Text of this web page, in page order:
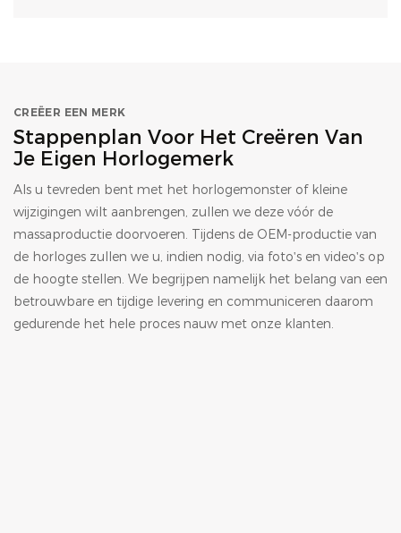
CREËER EEN MERK
Stappenplan Voor Het Creëren Van
Je Eigen Horlogemerk
Als u tevreden bent met het horlogemonster of kleine
wijzigingen wilt aanbrengen, zullen we deze vóór de
massaproductie doorvoeren. Tijdens de OEM-productie van
de horloges zullen we u, indien nodig, via foto's en video's op
de hoogte stellen. We begrijpen namelijk het belang van een
betrouwbare en tijdige levering en communiceren daarom
gedurende het hele proces nauw met onze klanten.